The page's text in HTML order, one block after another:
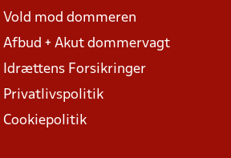
Vold mod dommeren
Afbud + Akut dommervagt
Idrættens Forsikringer
Privatlivspolitik
Cookiepolitik